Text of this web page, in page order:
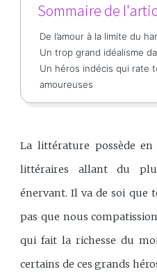
Sommaire de
De l’amour à la limite du
Un trop grand idéalisme
Un héros indécis qui rate
amoureuses
La littérature possède
littéraires allant du
énervant. Il va de soi que
pas que nous
qui fait la richesse du
certains de ces grands